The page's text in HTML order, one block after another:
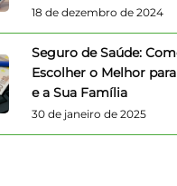
18 de dezembro de 2024
Seguro de Saúde:
Escolher o Melhor
e a Sua Família
30 de janeiro de 2025